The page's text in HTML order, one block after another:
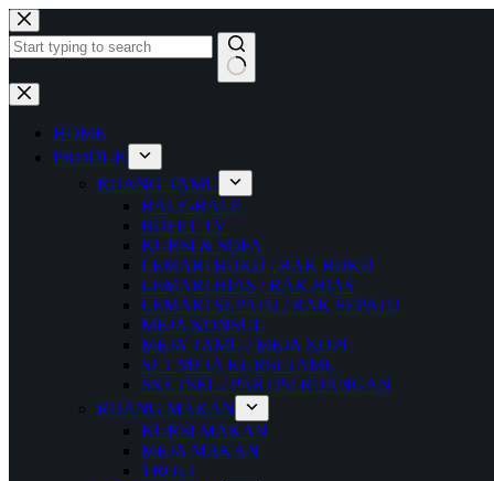
Skip
to
content
No
results
HOME
PRODUK
RUANG TAMU
BALE-BALE
BUFET TV
KURSI & SOFA
LEMARI BUKU / RAK BUKU
LEMARI HIAS / RAK HIAS
LEMARI SEPATU / RAK SEPATU
MEJA KONSUL
MEJA TAMU / MEJA KOPI
SET MEJA KURSI TAMU
SKETSEL / PARTISI RUANGAN
RUANG MAKAN
KURSI MAKAN
MEJA MAKAN
TROLI